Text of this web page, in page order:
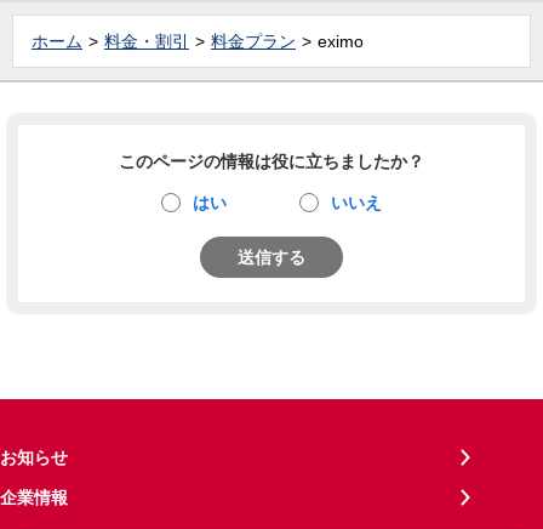
ホーム 料金・割引 料金プラン eximo
このページの情報は役に立ちましたか？
はい いいえ
送信する
お知らせ
企業情報